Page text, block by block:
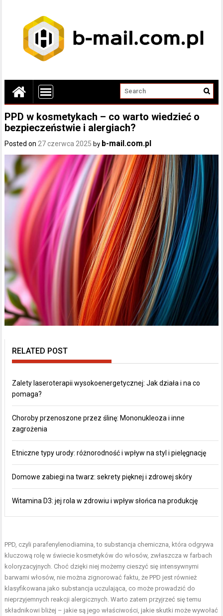
PPD w kosmetykach – co warto wiedzieć o
bezpieczeństwie i alergiach?
Posted on 27 czerwca 2025 by b-mail.com.pl
RELATED POST
Zalety laseroterapii wysokoenergetycznej: Jak działa i na co
pomaga?
Choroby przenoszone przez ślinę: Mononukleoza i inne
zagrożenia
Etniczne typy urody: różnorodność i wpływ na styl i pielęgnację
Domowe zabiegi na twarz: sekrety pięknej i zdrowej skóry
Witamina D3: jej rola w zdrowiu i wpływ słońca na produkcję
PPD, czyli parafenylenodiamina, to substancja chemiczna, która odgrywa
kluczową rolę w świecie kosmetyków do włosów, zwłaszcza w farbach
koloryzacyjnych. Choć dzięki niej możemy cieszyć się intensywnymi
barwami włosów, nie można zignorować faktu, że PPD jest również
klasyfikowana jako substancja uczulająca, co może prowadzić do
nieprzyjemnych reakcji alergicznych. Warto zatem przyjrzeć się temu
składnikowi bliżej – jakie są jego właściwości, jakie skutki może wywołać